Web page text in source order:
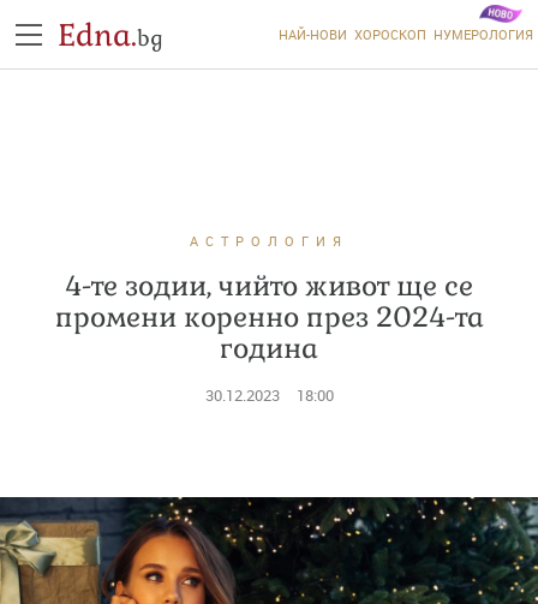
Edna.bg НАЙ-НОВИ ХОРОСКОП НУМЕРОЛОГИЯ
АСТРОЛОГИЯ
4-те зодии, чийто живот ще се
промени коренно през 2024-та
година
30.12.2023 18:00